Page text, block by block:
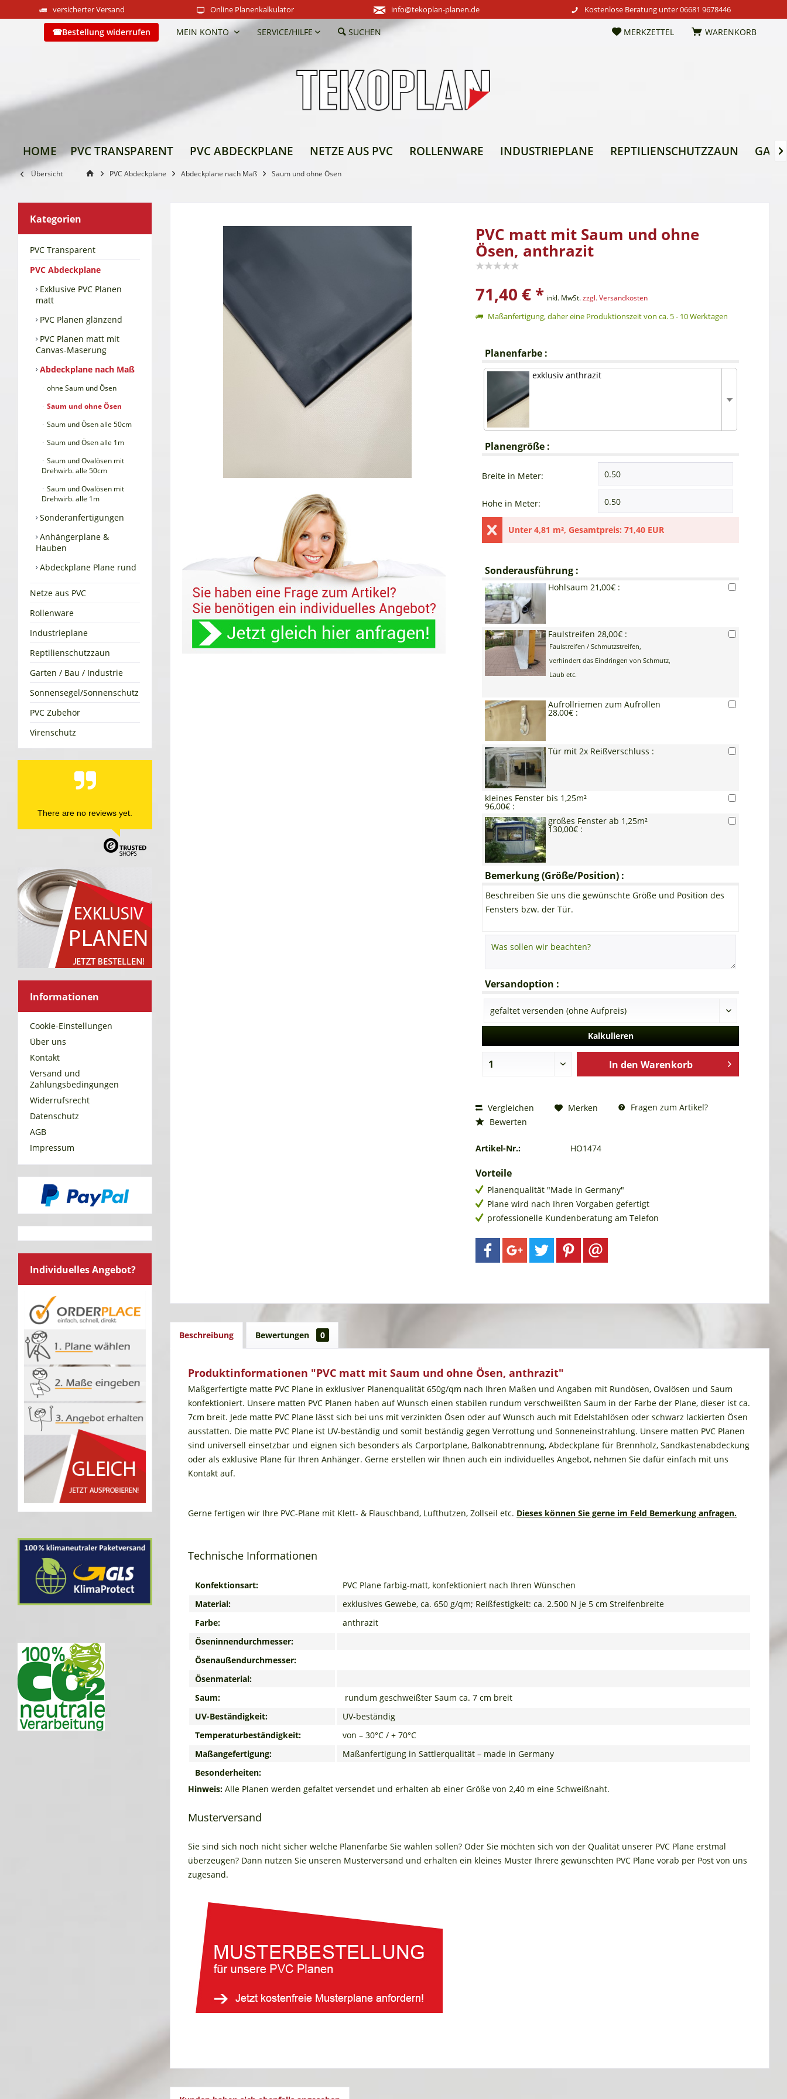
versicherter Versand Online Planenkalkulator info@tekoplan-planen.de Kostenlose Beratung unter06681 9678446
Bestellung widerrufen WARENKORB
MERKZETTEL
MEIN KONTO SERVICE/HILFE SUCHEN
HOME PVC TRANSPARENT PVC ABDECKPLANE NETZE AUS PVC ROLLENWARE INDUSTRIEPLANE REPTILIENSCHUTZZAUN 
Übersicht PVC Abdeckplane Abdeckplane nach Maß Saum und ohne Ösen
Kategorien
PVC Transparent
PVC Abdeckplane
Exklusive PVC Planen
matt
PVC Planen glänzend
PVC Planen matt mit
Canvas-Maserung
Abdeckplane nach Maß
ohne Saum und Ösen
Saum und ohne Ösen
Saum und Ösen alle 50cm
Saum und Ösen alle 1m
Saum und Ovalösen mit
Drehwirb. alle 50cm
Saum und Ovalösen mit
Drehwirb. alle 1m
Sonderanfertigungen
Anhängerplane &
Hauben
Abdeckplane Plane rund
Netze aus PVC
Rollenware
Industrieplane
Reptilienschutzzaun
Garten / Bau / Industrie
Sonnensegel/Sonnenschutz
PVC Zubehör
Virenschutz
There are no reviews yet.
Informationen
Cookie-Einstellungen
Über uns
Kontakt
Versand und
Zahlungsbedingungen
Widerrufsrecht
Datenschutz
AGB
Impressum
Individuelles Angebot?
PVC matt mit Saum und ohne
Ösen, anthrazit
71,40 € * inkl. MwSt.zzgl. Versandkosten
Maßanfertigung, daher eine Produktionszeit von ca. 5 - 10 Werktagen
Planenfarbe :
exklusiv anthrazit
Planengröße :
Breite in Meter:
Höhe in Meter:
Unter 4,81 m², Gesamtpreis: 71,40 EUR
Sonderausführung :
Hohlsaum 21,00€ :
Faulstreifen 28,00€ :
Faulstreifen / Schmutzstreifen,
verhindert das Eindringen von Schmutz,
Laub etc.
Aufrollriemen zum Aufrollen
28,00€ :
Tür mit 2x Reißverschluss :
kleines Fenster bis 1,25m²
96,00€ :
großes Fenster ab 1,25m²
130,00€ :
Bemerkung (Größe/Position) :
Beschreiben Sie uns die gewünschte Größe und Position des
Fensters bzw. der Tür.
Versandoption :
Kalkulieren
In den Warenkorb
Vergleichen Merken
Fragen zum Artikel?
Bewerten
Artikel-Nr.: HO1474
Vorteile
Planenqualität "Made in Germany"
Plane wird nach Ihren Vorgaben gefertigt
professionelle Kundenberatung am Telefon
Beschreibung Bewertungen 0
Produktinformationen "PVC matt mit Saum und ohne Ösen, anthrazit"
Maßgerfertigte matte PVC Plane in exklusiver Planenqualität 650g/qm nach Ihren Maßen und Angaben mit Rundösen, Ovalösen und Saum
konfektioniert. Unsere matten PVC Planen haben auf Wunsch einen stabilen rundum verschweißten Saum in der Farbe der Plane, dieser ist ca.
7cm breit. Jede matte PVC Plane lässt sich bei uns mit verzinkten Ösen oder auf Wunsch auch mit Edelstahlösen oder schwarz lackierten Ösen
ausstatten. Die matte PVC Plane ist UV-beständig und somit beständig gegen Verrottung und Sonneneinstrahlung. Unsere matten PVC Planen
sind universell einsetzbar und eignen sich besonders als Carportplane, Balkonabtrennung, Abdeckplane für Brennholz, Sandkastenabdeckung
oder als exklusive Plane für Ihren Anhänger. Gerne erstellen wir Ihnen auch ein individuelles Angebot, nehmen Sie dafür einfach mit uns
Kontakt auf.
Gerne fertigen wir Ihre PVC-Plane mit Klett- & Flauschband, Lufthutzen, Zollseil etc. Dieses können Sie gerne im Feld Bemerkung anfragen.
Technische Informationen
Konfektionsart:
PVC Plane farbig-matt, konfektioniert nach Ihren Wünschen
Material:
exklusives Gewebe, ca. 650 g/qm; Reißfestigkeit: ca. 2.500 N je 5 cm Streifenbreite
Farbe:
anthrazit
Öseninnendurchmesser:
Ösenaußendurchmesser:
Ösenmaterial:
Saum:
rundum geschweißter Saum ca. 7 cm breit
UV-Beständigkeit:
UV-beständig
Temperaturbeständigkeit:
von – 30°C / + 70°C
Maßangefertigung:
Maßanfertigung in Sattlerqualität – made in Germany
Besonderheiten:
Hinweis: Alle Planen werden gefaltet versendet und erhalten ab einer Größe von 2,40 m eine Schweißnaht.
Musterversand
Sie sind sich noch nicht sicher welche Planenfarbe Sie wählen sollen? Oder Sie möchten sich von der Qualität unserer PVC Plane erstmal
überzeugen? Dann nutzen Sie unseren Musterversand und erhalten ein kleines Muster Ihrere gewünschten PVC Plane vorab per Post von uns
zugesand.